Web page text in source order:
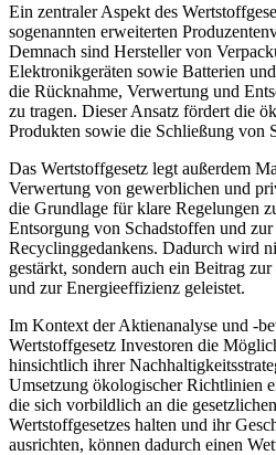
Ein zentraler Aspekt des
sogenannten erweiterten
Demnach sind Hersteller von
Elektronikgeräten sowie Batterien
die Rücknahme, Verwertung und
zu tragen. Dieser Ansatz fördert die
Produkten sowie die Schließung von
Das Wertstoffgesetz legt außerdem
Verwertung von gewerblichen und
die Grundlage für klare Regelungen
Entsorgung von Schadstoffen und
Recyclinggedankens. Dadurch wird
gestärkt, sondern auch ein Beitrag
und zur Energieeffizienz geleistet.
Im Kontext der Aktienanalyse und -
Wertstoffgesetz Investoren die
hinsichtlich ihrer
Umsetzung ökologischer Richtlinien
die sich vorbildlich an die
Wertstoffgesetzes halten und ihr
ausrichten, können dadurch einen